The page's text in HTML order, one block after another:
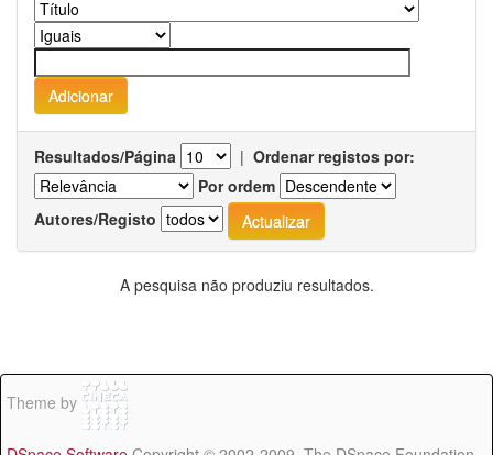
Resultados/Página | Ordenar registos por:
Por ordem
Autores/Registo
A pesquisa não produziu resultados.
Theme by